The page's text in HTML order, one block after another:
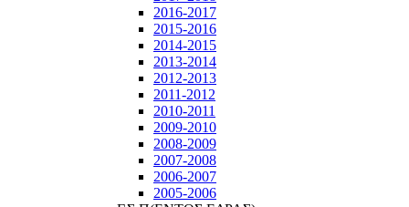
2016-2017
2015-2016
2014-2015
2013-2014
2012-2013
2011-2012
2010-2011
2009-2010
2008-2009
2007-2008
2006-2007
2005-2006